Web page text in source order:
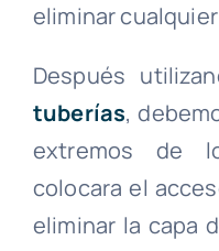
eliminar
Después
tuberías,
extremos de
colocara el
eliminar la capa